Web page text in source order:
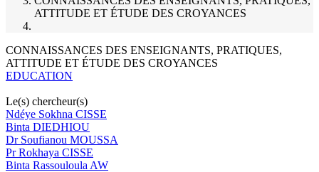
ATTITUDE ET ÉTUDE DES CROYANCES
CONNAISSANCES DES ENSEIGNANTS, PRATIQUES,
ATTITUDE ET ÉTUDE DES CROYANCES
EDUCATION
Le(s) chercheur(s)
Ndéye Sokhna CISSE
Binta DIEDHIOU
Dr Soufianou MOUSSA
Pr Rokhaya CISSE
Binta Rassouloula AW